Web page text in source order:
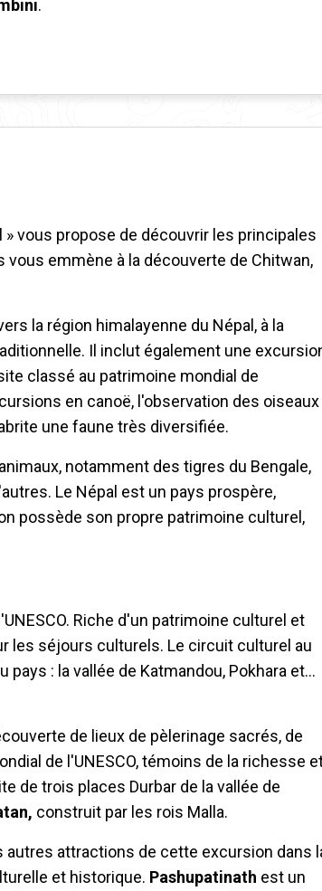
.
vous propose de découvrir les principales
emmène à la découverte de Chitwan,
la région himalayenne du Népal, à la
Il inclut également une
classé au patrimoine mondial de
en canoë, l'observation des oiseaux
une faune très diversifiée.
notamment des tigres du Bengale,
Le Népal est un pays prospère,
possède son propre patrimoine culturel,
Riche d'un patrimoine culturel et
les séjours culturels. Le circuit culturel au
: la vallée de Katmandou, Pokhara et…
de lieux de pèlerinage sacrés, de
de l'UNESCO, témoins de la richesse
de trois places Durbar de la vallée de
construit par les rois Malla.
autres attractions de cette excursion dans
et historique. Pashupatinath est un